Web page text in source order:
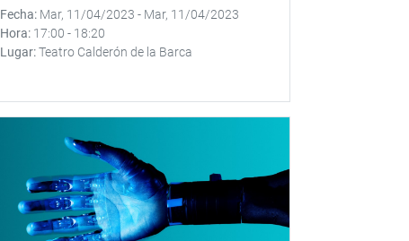
Fecha Mar, 11/04/2023 - Mar, 11/04/2023
Hora 17:00 - 18:20
Lugar Teatro Calderón de la Barca